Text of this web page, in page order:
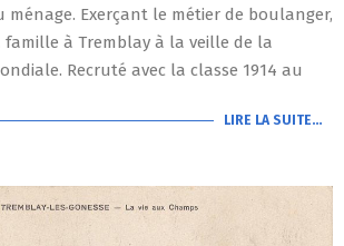
ménage. Exerçant le métier de boulanger,
famille à Tremblay à la veille de la
Recruté avec la classe 1914 au
LIRE LA SUITE…